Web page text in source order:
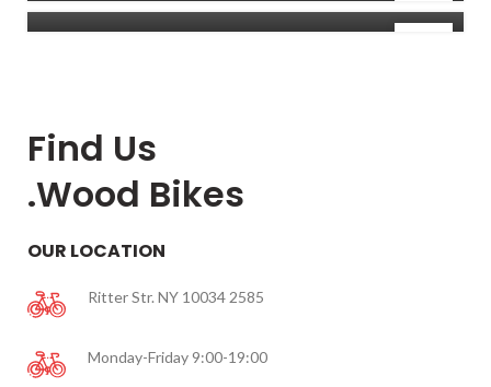
22
Admin
Find Us
Wood Bikes.
OUR LOCATION
2585 Ritter Str. NY 10034
Monday-Friday 9:00-19:00